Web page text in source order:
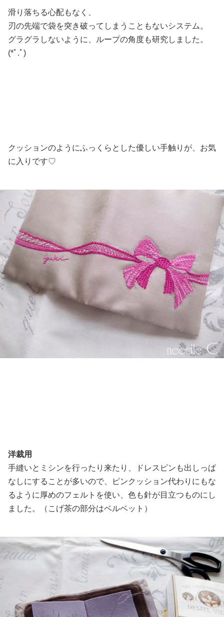
滑り落ちる心配もなく、
刃の先端で袋を突き破ってしまうこともないシステム。
グラグラしないように、ループの角度も研究しました。
(*ﾟ.ﾟ)ゞ
クッションのようにふっくらとした優しい手触りが、お気
に入りです♡
洋裁用
手縫いとミシンを行ったり来たり、ドレスピンも出しっぱ
なしにすることが多いので、ピンクッション代わりにもな
るように厚めのフェルトを使い、色も針が目立つものにし
ました。（こげ茶の部分はベルベット）